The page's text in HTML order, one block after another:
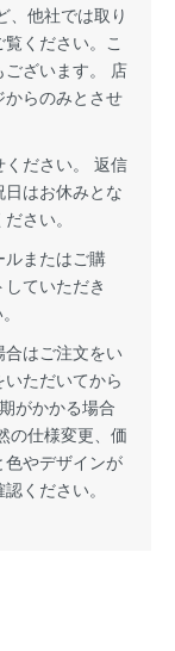
、他社では取り
ください。こ
ざいます。 店
らのみとさせ
ださい。 返信
はお休みとな
さい。
またはご購
ていただき
はご注文をい
ただいてから
がかかる場合
の仕様変更、価
やデザインが
ください。